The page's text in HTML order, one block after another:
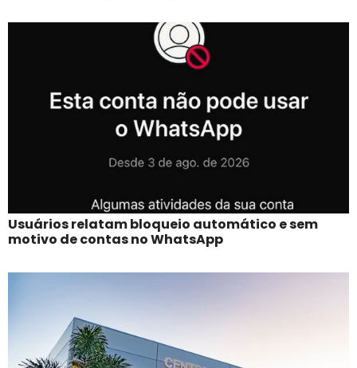
Usuários relatam bloqueio automático e sem
motivo de contas no WhatsApp